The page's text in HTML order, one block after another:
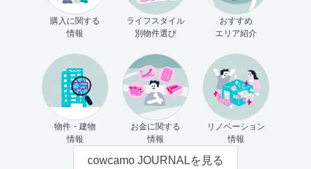
購入に関する
情報
ライフスタイル
別物件選び
おすすめ
エリア紹介
物件・建物
情報
お金に関する
情報
リノベーション
情報
cowcamo JOURNALを見る